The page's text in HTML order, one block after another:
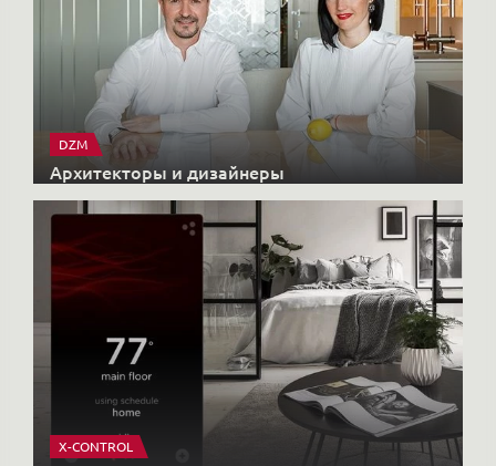
DZM
Архитекторы и дизайнеры
X-CONTROL